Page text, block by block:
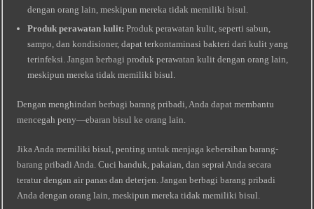
dengan orang lain, meskipun mereka tidak memiliki bisul.
Produk perawatan kulit: Produk perawatan kulit, seperti sabun,
sampo, dan kondisioner, dapat terkontaminasi bakteri dari kulit yang
terinfeksi. Jangan berbagi produk perawatan kulit dengan orang lain,
meskipun mereka tidak memiliki bisul.
Dengan menghindari berbagi barang pribadi, Anda dapat membantu
mencegah peny​—ebaran bisul ke orang lain.
Jika Anda memiliki bisul, penting untuk menjaga kebersihan barang-
barang pribadi Anda. Cuci handuk, pakaian, dan seprai Anda secara
teratur dengan air panas dan deterjen. Jangan berbagi barang pribadi
Anda dengan orang lain, meskipun mereka tidak memiliki bisul.